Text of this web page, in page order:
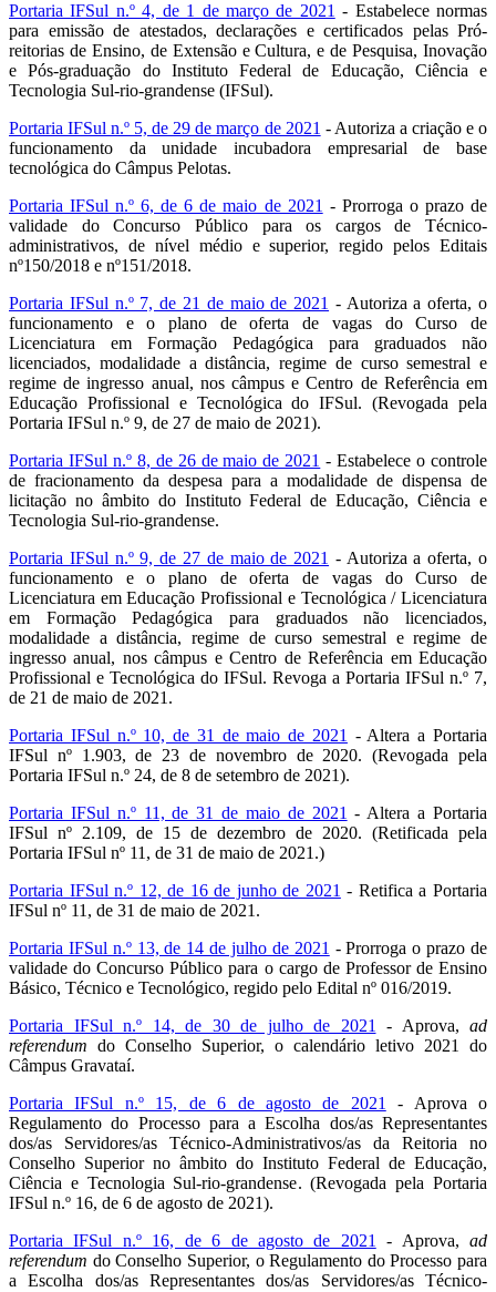
Portaria IFSul n.º 4, de 1 de março de 2021 - Estabelece normas
para emissão de atestados, declarações e certificados pelas Pró-
reitorias de Ensino, de Extensão e Cultura, e de Pesquisa, Inovação
e Pós-graduação do Instituto Federal de Educação, Ciência e
Tecnologia Sul-rio-grandense (IFSul).
Portaria IFSul n.º 5, de 29 de março de 2021 - Autoriza a criação e o
funcionamento da unidade incubadora empresarial de base
tecnológica do Câmpus Pelotas.
Portaria IFSul n.º 6, de 6 de maio de 2021 - Prorroga o prazo de
validade do Concurso Público para os cargos de Técnico-
administrativos, de nível médio e superior, regido pelos Editais
nº150/2018 e nº151/2018.
Portaria IFSul n.º 7, de 21 de maio de 2021 - Autoriza a oferta, o
funcionamento e o plano de oferta de vagas do Curso de
Licenciatura em Formação Pedagógica para graduados não
licenciados, modalidade a distância, regime de curso semestral e
regime de ingresso anual, nos câmpus e Centro de Referência em
Educação Profissional e Tecnológica do IFSul. (Revogada pela
Portaria IFSul n.º 9, de 27 de maio de 2021).
Portaria IFSul n.º 8, de 26 de maio de 2021 - Estabelece o controle
de fracionamento da despesa para a modalidade de dispensa de
licitação no âmbito do Instituto Federal de Educação, Ciência e
Tecnologia Sul-rio-grandense.
Portaria IFSul n.º 9, de 27 de maio de 2021 - Autoriza a oferta, o
funcionamento e o plano de oferta de vagas do Curso de
Licenciatura em Educação Profissional e Tecnológica / Licenciatura
em Formação Pedagógica para graduados não licenciados,
modalidade a distância, regime de curso semestral e regime de
ingresso anual, nos câmpus e Centro de Referência em Educação
Profissional e Tecnológica do IFSul. Revoga a Portaria IFSul n.º 7,
de 21 de maio de 2021.
Portaria IFSul n.º 10, de 31 de maio de 2021 - Altera a Portaria
IFSul nº 1.903, de 23 de novembro de 2020. (Revogada pela
Portaria IFSul n.º 24, de 8 de setembro de 2021).
Portaria IFSul n.º 11, de 31 de maio de 2021 - Altera a Portaria
IFSul nº 2.109, de 15 de dezembro de 2020. (Retificada pela
Portaria IFSul nº 11, de 31 de maio de 2021.)
Portaria IFSul n.º 12, de 16 de junho de 2021 - Retifica a Portaria
IFSul nº 11, de 31 de maio de 2021.
Portaria IFSul n.º 13, de 14 de julho de 2021 - Prorroga o prazo de
validade do Concurso Público para o cargo de Professor de Ensino
Básico, Técnico e Tecnológico, regido pelo Edital nº 016/2019.
Portaria IFSul n.º 14, de 30 de julho de 2021
- Aprova, ad
referendum do Conselho Superior, o calendário letivo 2021 do
Câmpus Gravataí.
Portaria IFSul n.º 15, de 6 de agosto de 2021
- Aprova o
Regulamento do Processo para a Escolha dos/as Representantes
dos/as Servidores/as Técnico-Administrativos/as da Reitoria no
Conselho Superior no âmbito do Instituto Federal de Educação,
Ciência e Tecnologia Sul-rio-grandense. (Revogada pela Portaria
IFSul n.º 16, de 6 de agosto de 2021).
Portaria IFSul n.º 16, de 6 de agosto de 2021
- Aprova, ad
referendum do Conselho Superior, o Regulamento do Processo para
a Escolha dos/as Representantes dos/as Servidores/as Técnico-